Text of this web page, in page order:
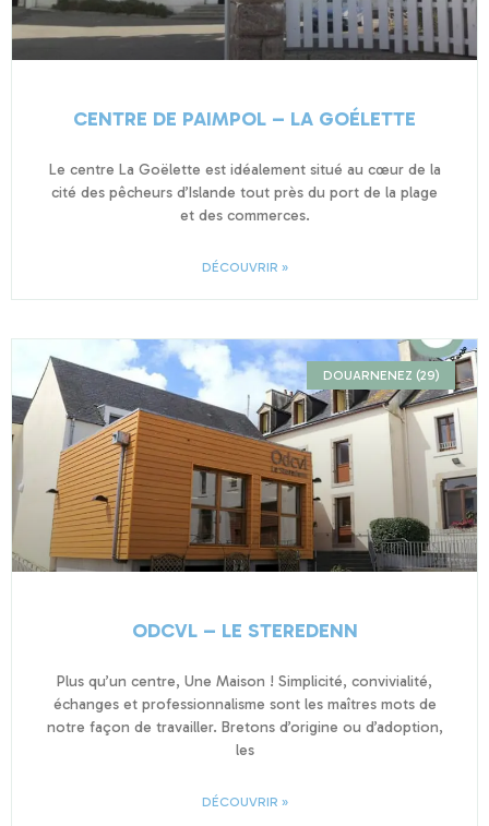
CENTRE DE PAIMPOL – LA GOÉLETTE
Le centre La Goëlette est idéalement situé au cœur de la
cité des pêcheurs d’Islande tout près du port de la plage
et des commerces.
DÉCOUVRIR »
DOUARNENEZ (29)
ODCVL – LE STEREDENN
Plus qu’un centre, Une Maison ! Simplicité, convivialité,
échanges et professionnalisme sont les maîtres mots de
notre façon de travailler. Bretons d’origine ou d’adoption,
les
DÉCOUVRIR »